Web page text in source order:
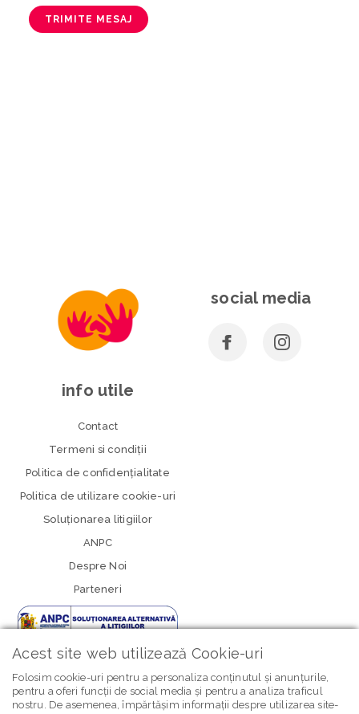
TRIMITE MESAJ
social media
info utile
Contact
Termeni si condiţii
Politica de confidenţialitate
Politica de utilizare cookie-uri
Soluționarea litigiilor
ANPC
Despre Noi
Parteneri
Acest site web utilizează Cookie-uri
Folosim cookie-uri pentru a personaliza conținutul și anunțurile,
pentru a oferi funcții de social media și pentru a analiza traficul
nostru. De asemenea, împărtășim informații despre utilizarea site-